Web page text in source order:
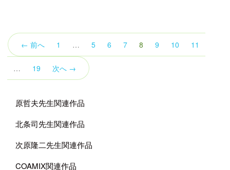
← 前へ 1 … 5 6 7 8 （こ
の
9 10 11
… 19 次へ →
原哲夫先生関連作品
北条司先生関連作品
次原隆二先生関連作品
COAMIX関連作品